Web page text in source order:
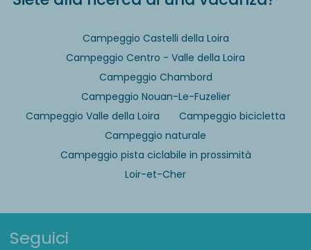
Campeggio Castelli della Loira
Campeggio Centro - Valle della Loira
Campeggio Chambord
Campeggio Nouan-Le-Fuzelier
Campeggio Valle della Loira
Campeggio bicicletta
Campeggio naturale
Campeggio pista ciclabile in prossimità
Loir-et-Cher
Seguici